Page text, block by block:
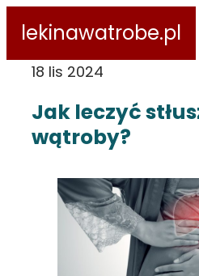
do
treści
lekinawatrobe.pl
18 lis 2024
Jak leczyć
wątroby?